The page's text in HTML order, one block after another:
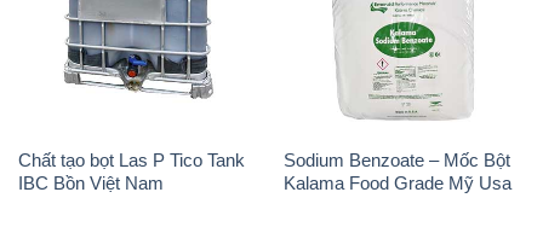
Chất tạo bọt Las P Tico Tank
IBC Bồn Việt Nam
Sodium Benzoate – Mốc Bột
Kalama Food Grade Mỹ Usa